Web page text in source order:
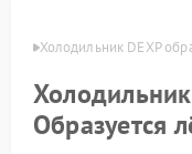
Холодильник DEXP
Холодильник
Образуется